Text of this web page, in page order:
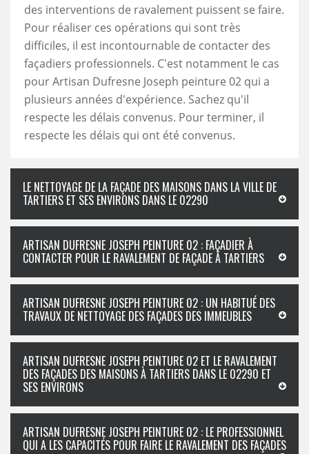
des interventions de ravalement puissent se faire.
Pour réaliser ces opérations qui sont très
difficiles, il est incontournable de contacter des
façadiers professionnels. C'est notamment le cas
pour Artisan Dufresne Joseph peinture 02 qui a
plusieurs années d'expérience. Sachez qu'il
respecte les délais convenus. Pour terminer, il
respecte les délais qui ont été convenus.
LE NETTOYAGE DE LA FAÇADE DES MAISONS DANS LA VILLE DE
TARTIERS ET SES ENVIRONS DANS LE 02290
ARTISAN DUFRESNE JOSEPH PEINTURE 02 : FAÇADIER À
CONTACTER POUR LE RAVALEMENT DE FAÇADE À TARTIERS
ARTISAN DUFRESNE JOSEPH PEINTURE 02 : UN HABITUÉ DES
TRAVAUX DE NETTOYAGE DES FAÇADES DES IMMEUBLES
ARTISAN DUFRESNE JOSEPH PEINTURE 02 ET LE RAVALEMENT
DES FAÇADES DES MAISONS À TARTIERS DANS LE 02290 ET
SES ENVIRONS
ARTISAN DUFRESNE JOSEPH PEINTURE 02 : LE PROFESSIONNEL
QUI A LES CAPACITÉS POUR FAIRE LE RAVALEMENT DES FAÇADES